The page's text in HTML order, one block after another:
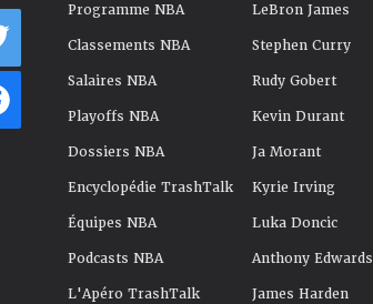
Programme NBA
Classements NBA
Salaires NBA
Playoffs NBA
Dossiers NBA
Encyclopédie TrashTalk
Équipes NBA
Podcasts NBA
L'Apéro TrashTalk
LeBron James
Stephen Curry
Rudy Gobert
Kevin Durant
Ja Morant
Kyrie Irving
Luka Doncic
Anthony Edwards
James Harden